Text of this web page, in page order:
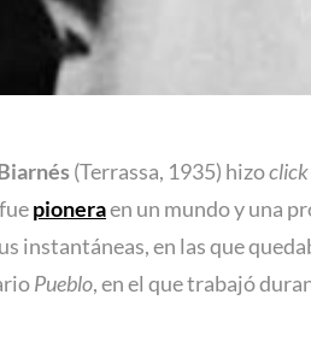
(Terrassa, 1935) hizoclick
pioneraen un mundo y una
instantáneas, en las que
Pueblo, en el que trabajó